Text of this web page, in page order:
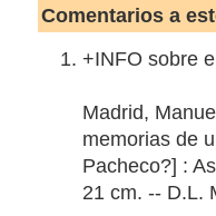
Comentarios a
+INFO sobre
Madrid,
memorias de
Pacheco?] :
21 cm. -- D.L.